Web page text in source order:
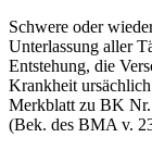
Schwere oder
Unterlassung aller
Entstehung, die
Krankheit
Merkblatt zu BK Nr.
(Bek. des BMA v.